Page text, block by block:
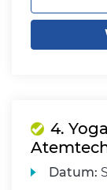
4.
Datum: